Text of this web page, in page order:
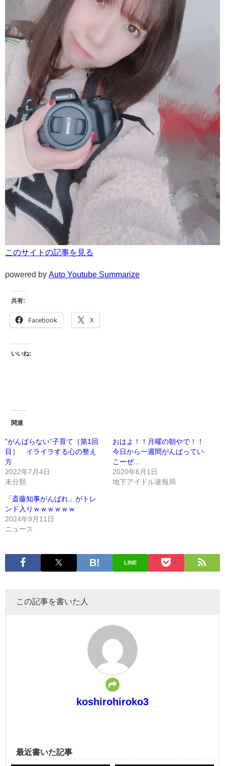
このサイトの記事を見る
powered by Auto Youtube Summarize
共有:
Facebook X
いいね:
関連
”がんばらない”子育て［第1回
目］ イライラする心の整え
方
2022年7月4日
未分類
おはよ！！月曜の朝やで！！
今日から一週間がんばってい
こーぜ...
2020年6月1日
地下アイドル速報局
「斎藤知事がんばれ」がトレ
ンド入りｗｗｗｗｗｗ
2024年9月11日
ニュース
LINE
この記事を書いた人
koshirohiroko3
最近書いた記事